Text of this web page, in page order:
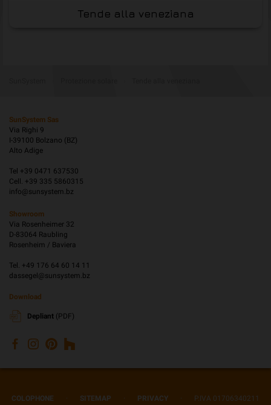
Tende alla veneziana
SunSystem Sas
Via Righi 9
I-39100 Bolzano (BZ)
Alto Adige
Tel +39 0471 637530
Cell. +39 335 5860315
info@sunsystem.bz
Showroom
Via Rosenheimer 32
D-83064 Raubling
Rosenheim / Baviera
Tel. +49 176 64 60 14 11
dassegel@sunsystem.bz
Download
Depliant (PDF)
COLOPHONE · SITEMAP · PRIVACY · P.IVA 01706340211